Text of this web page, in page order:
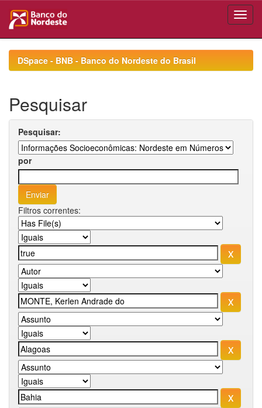
navigationDSpace - BNB - Banco do Nordeste do Brasil
Pesquisar
Pesquisar:
por
Filtros correntes: